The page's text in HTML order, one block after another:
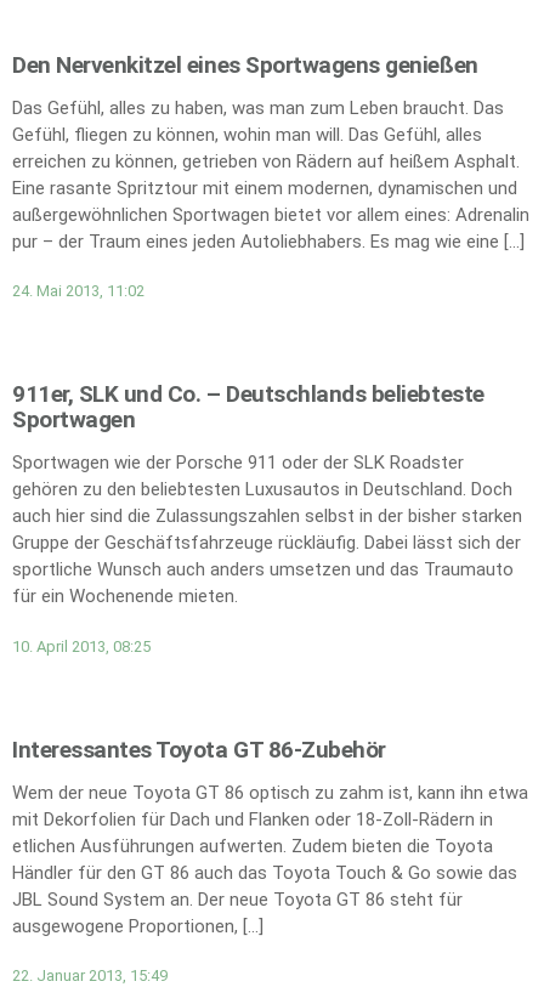
Den Nervenkitzel eines Sportwagens genießen
Das Gefühl, alles zu haben, was man zum Leben braucht. Das
Gefühl, fliegen zu können, wohin man will. Das Gefühl, alles
erreichen zu können, getrieben von Rädern auf heißem Asphalt.
Eine rasante Spritztour mit einem modernen, dynamischen und
außergewöhnlichen Sportwagen bietet vor allem eines: Adrenalin
pur – der Traum eines jeden Autoliebhabers. Es mag wie eine […]
24. Mai 2013, 11:02
911er, SLK und Co. – Deutschlands beliebteste
Sportwagen
Sportwagen wie der Porsche 911 oder der SLK Roadster
gehören zu den beliebtesten Luxusautos in Deutschland. Doch
auch hier sind die Zulassungszahlen selbst in der bisher starken
Gruppe der Geschäftsfahrzeuge rückläufig. Dabei lässt sich der
sportliche Wunsch auch anders umsetzen und das Traumauto
für ein Wochenende mieten.
10. April 2013, 08:25
Interessantes Toyota GT 86-Zubehör
Wem der neue Toyota GT 86 optisch zu zahm ist, kann ihn etwa
mit Dekorfolien für Dach und Flanken oder 18-Zoll-Rädern in
etlichen Ausführungen aufwerten. Zudem bieten die Toyota
Händler für den GT 86 auch das Toyota Touch & Go sowie das
JBL Sound System an. Der neue Toyota GT 86 steht für
ausgewogene Proportionen, […]
22. Januar 2013, 15:49